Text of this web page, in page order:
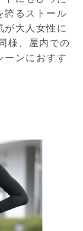
誇るストール
が大人女性に
様、屋内での
ーンにおすす